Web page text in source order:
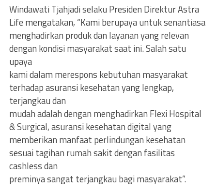
Windawati Tjahjadi selaku Presiden Direktur Astra
Life mengatakan, “Kami berupaya untuk senantiasa
menghadirkan produk dan layanan yang relevan
dengan kondisi masyarakat saat ini. Salah satu
upaya
kami dalam merespons kebutuhan masyarakat
terhadap asuransi kesehatan yang lengkap,
terjangkau dan
mudah adalah dengan menghadirkan Flexi Hospital
& Surgical, asuransi kesehatan digital yang
memberikan manfaat perlindungan kesehatan
sesuai tagihan rumah sakit dengan fasilitas
cashless dan
preminya sangat terjangkau bagi masyarakat”.